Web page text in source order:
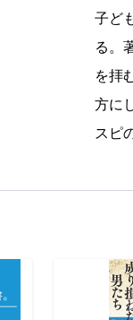
子ど
る。
を拝
方に
スピ